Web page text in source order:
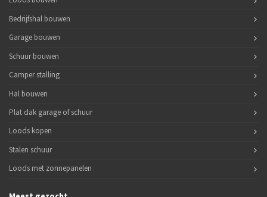
Bedrijfshal bouwen
Garage bouwen
Schuur bouwen
Camper stalling
Hal bouwen
Plat dak garage of schuur
Loods kopen
Stalen schuur
Loods met zonnepanelen